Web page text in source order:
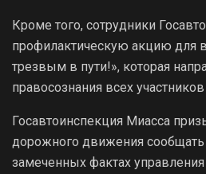
Кроме того, сотрудники
профилактическую акцию для
трезвым в пути!», которая
правосознания всех
Госавтоинспекция Миасса
дорожного движения сообщать
замеченных фактах